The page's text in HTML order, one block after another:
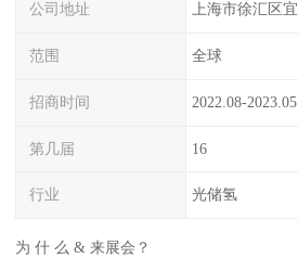
公司地址
范围 全球
招商时间 2022.08-2023.05
第几届 16
行业 光储氢
为 什 么 & 来展会？